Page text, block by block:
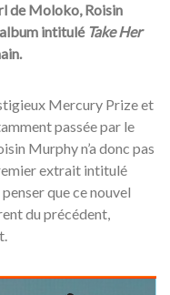
de Moloko, Roisin
intitulé Take Her
Mercury Prize et
passée par le
Murphy n’a donc pas
extrait intitulé
que ce nouvel
du précédent,